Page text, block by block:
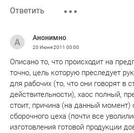
Ответить
Анонимно
20 Июня 2011 00:00
Описано то, что происходит на
точно, цель которую преследует
для рабочих (то, что они говорят в
действительности), хаос полный,
стоит, причина (на данный момент)
сборочного цеха (почти все
изготовления готовой продукции